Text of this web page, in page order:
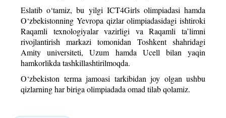
Eslatib o‘tamiz, bu yilgi ICT4Girls olimpiadasi hamda
O‘zbekistonning Yevropa qizlar olimpiadasidagi ishtiroki
Raqamli texnologiyalar vazirligi va Raqamli ta’limni
rivojlantirish markazi tomonidan Toshkent shahridagi
Amity universiteti, Uzum hamda Ucell bilan yaqin
hamkorlikda tashkillashtirilmoqda.
O‘zbekiston terma jamoasi tarkibidan joy olgan ushbu
qizlarning har biriga olimpiadada omad tilab qolamiz.